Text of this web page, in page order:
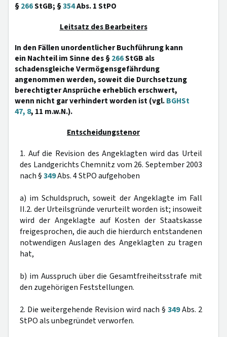
§266StGB; §354Abs. 1 StPO
Leitsatz des Bearbeiters
In den Fällen unordentlicher Buchführung kann
ein Nachteil im Sinne des §266StGB als
schadensgleiche Vermögensgefährdung
angenommen werden, soweit die Durchsetzung
berechtigter Ansprüche erheblich erschwert,
wenn nicht gar verhindert worden ist (vgl.BGHSt
47, 8, 11 m.w.N.).
Entscheidungstenor
1. Auf die Revision des Angeklagten wird das Urteil
des Landgerichts Chemnitz vom 26. September 2003
nach §349Abs. 4 StPO aufgehoben
a) im Schuldspruch, soweit der Angeklagte im Fall
II.2. der Urteilsgründe verurteilt worden ist; insoweit
wird der Angeklagte auf Kosten der Staatskasse
freigesprochen, die auch die hierdurch entstandenen
notwendigen Auslagen des Angeklagten zu tragen
hat,
b) im Ausspruch über die Gesamtfreiheitsstrafe mit
den zugehörigen Feststellungen.
2. Die weitergehende Revision wird nach § 349Abs. 2
StPO als unbegründet verworfen.